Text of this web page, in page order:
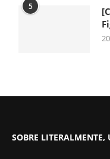
5
SOBRE LITERALMENTE,